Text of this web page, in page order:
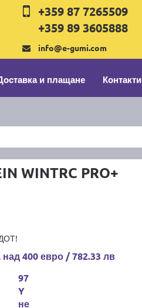
+359 87 7265509
+359 89 3605888
info@e-gumi.com
и плащане Контакти
WINTRC PRO+
400 евро / 782.33 лв
97
Y
не